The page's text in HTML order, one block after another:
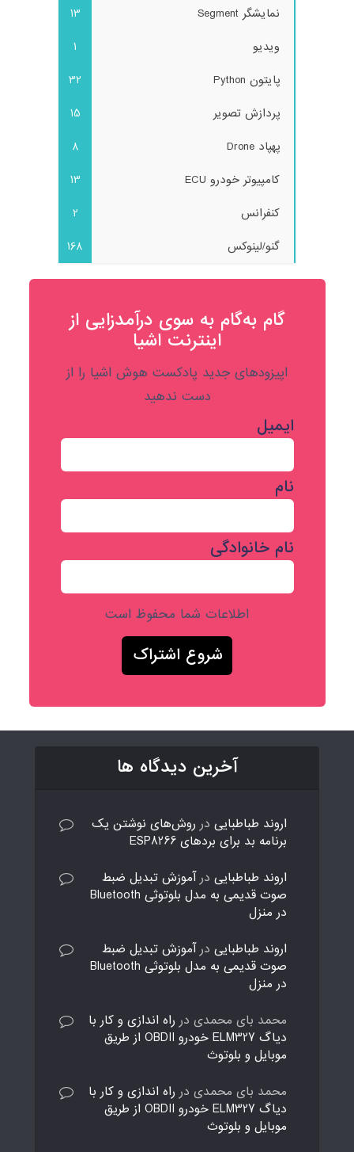
نمایشگر Segment
13
ویدیو
1
پایتون Python
32
پردازش تصویر
15
پهپاد Drone
8
کامپیوتر خودرو ECU
13
کنفرانس
2
گنو/لینوکس
168
گام به‌گام به‌ سوی درآمدزایی از
اینترنت اشیا
اپیزودهای جدید پادکست هوش اشیا را از
دست ندهید
ایمیل
نام
نام خانوادگی
اطلاعات شما محفوظ است
آخرین دیدگاه ها
اروند طباطبایی در روش‌های نوشتن یک
برنامه بد برای بردهای ESP8266
اروند طباطبایی درآموزش تبدیل ضبط
صوت قدیمی به مدل بلوتوثی Bluetooth
در منزل
اروند طباطبایی درآموزش تبدیل ضبط
صوت قدیمی به مدل بلوتوثی Bluetooth
در منزل
محمد بای محمدی در راه اندازی و کار با
دیاگ ELM327 خودرو OBDII از طریق
موبایل و بلوتوث
محمد بای محمدی در راه اندازی و کار با
دیاگ ELM327 خودرو OBDII از طریق
موبایل و بلوتوث